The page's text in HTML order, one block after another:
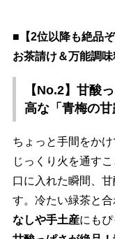
■【2位以降も絶品
お茶請け＆万能調
【No.2】甘酸
高な「青梅の甘
ちょっと手間をか
じっくり火を通す
口に入れた瞬間、
す。冷たい緑茶と合
なしや手土産にも